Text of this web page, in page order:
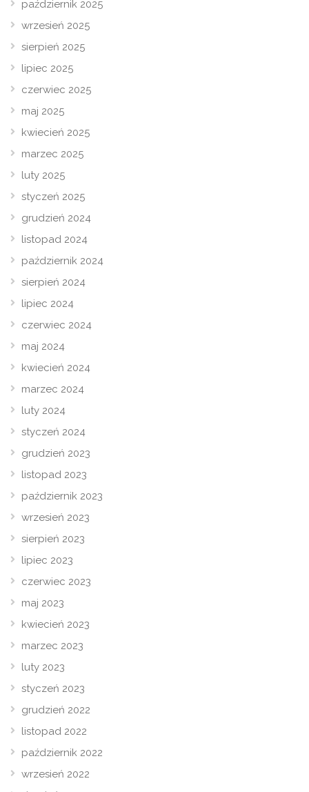
październik 2025
wrzesień 2025
sierpień 2025
lipiec 2025
czerwiec 2025
maj 2025
kwiecień 2025
marzec 2025
luty 2025
styczeń 2025
grudzień 2024
listopad 2024
październik 2024
sierpień 2024
lipiec 2024
czerwiec 2024
maj 2024
kwiecień 2024
marzec 2024
luty 2024
styczeń 2024
grudzień 2023
listopad 2023
październik 2023
wrzesień 2023
sierpień 2023
lipiec 2023
czerwiec 2023
maj 2023
kwiecień 2023
marzec 2023
luty 2023
styczeń 2023
grudzień 2022
listopad 2022
październik 2022
wrzesień 2022